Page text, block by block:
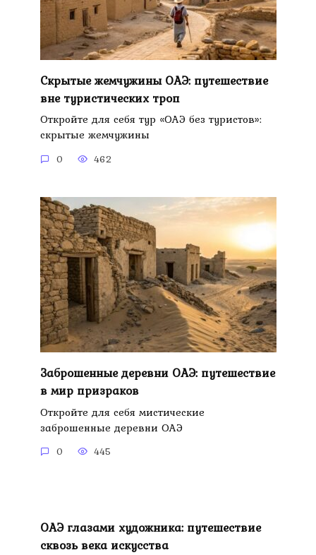
Скрытые жемчужины ОАЭ: путешествие
вне туристических троп
Откройте для себя тур «ОАЭ без туристов»:
скрытые жемчужины
0 462
Заброшенные деревни ОАЭ: путешествие
в мир призраков
Откройте для себя мистические
заброшенные деревни ОАЭ
0 445
ОАЭ глазами художника: путешествие
сквозь века искусства